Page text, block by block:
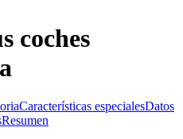
coches
Características especialesDatos
Resumen